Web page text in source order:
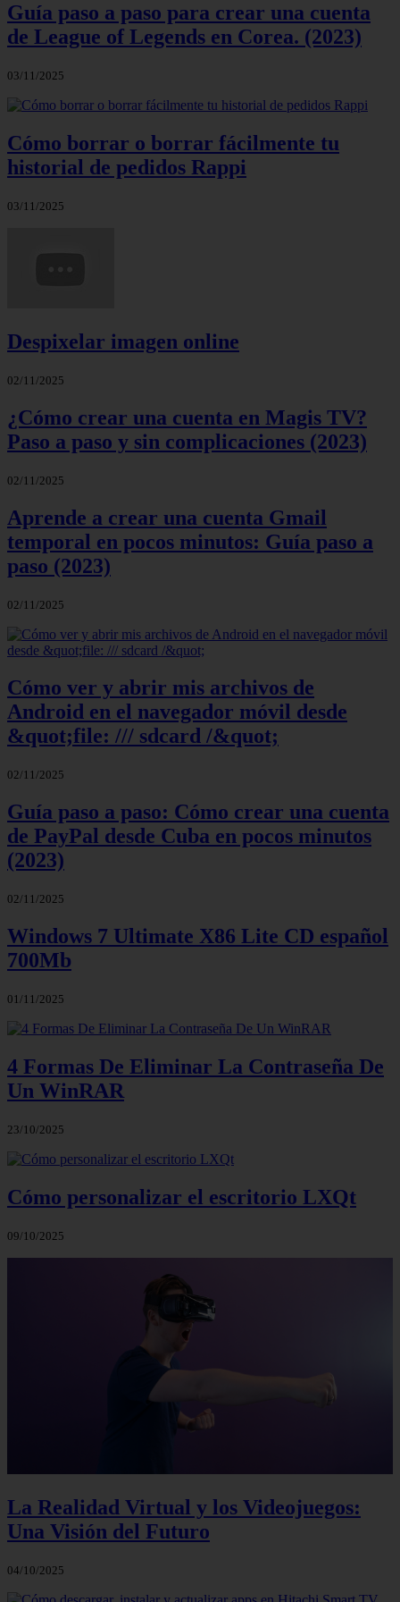
Guía paso a paso para crear una cuenta
de League of Legends en Corea. (2023)
03/11/2025
Cómo borrar o borrar fácilmente tu
historial de pedidos Rappi
03/11/2025
Despixelar imagen online
02/11/2025
¿Cómo crear una cuenta en Magis TV?
Paso a paso y sin complicaciones (2023)
02/11/2025
Aprende a crear una cuenta Gmail
temporal en pocos minutos: Guía paso a
paso (2023)
02/11/2025
Cómo ver y abrir mis archivos de
Android en el navegador móvil desde
&quot;file: /// sdcard /&quot;
02/11/2025
Guía paso a paso: Cómo crear una cuenta
de PayPal desde Cuba en pocos minutos
(2023)
02/11/2025
Windows 7 Ultimate X86 Lite CD español
700Mb
01/11/2025
4 Formas De Eliminar La Contraseña De
Un WinRAR
23/10/2025
Cómo personalizar el escritorio LXQt
09/10/2025
La Realidad Virtual y los Videojuegos:
Una Visión del Futuro
04/10/2025